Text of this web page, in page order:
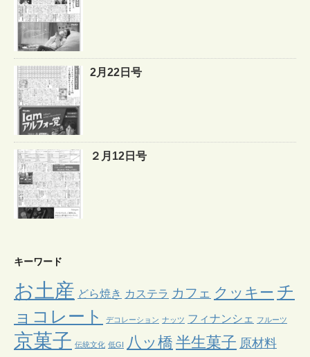
2月22日号
２月12日号
キーワード
お土産 どら焼き カステラ カフェ クッキー チ
ョコレート
デコレーション ナッツ フィナンシェ フルーツ
京菓子 伝統文化 低GI 八ッ橋 半生菓子 原材料